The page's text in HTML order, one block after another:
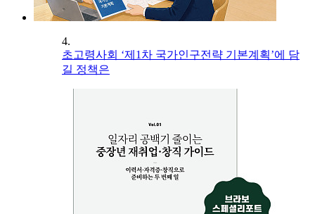
4.
초고령사회 ‘제1차 국가인구전략 기본계획’에 담
길 정책은